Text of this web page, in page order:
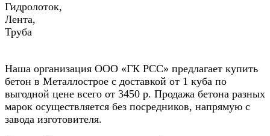
Гидролоток,
Лента,
Труба
Наша организация ООО «ГК РСС» предлагает купить
бетон в Металлострое с доставкой от 1 куба по
выгодной цене всего от 3450 р. Продажа бетона разных
марок осуществляется без посредников, напрямую с
завода изготовителя.